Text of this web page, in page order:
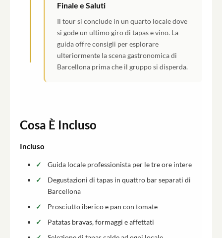
Finale e Saluti
Il tour si conclude in un quarto locale dove
si gode un ultimo giro di tapas e vino. La
guida offre consigli per esplorare
ulteriormente la scena gastronomica di
Barcellona prima che il gruppo si disperda.
Cosa È Incluso
Incluso
Guida locale professionista per le tre ore intere
Degustazioni di tapas in quattro bar separati di
Barcellona
Prosciutto iberico e pan con tomate
Patatas bravas, formaggi e affettati